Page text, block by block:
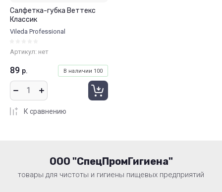
Салфетка-губка Веттекс
Классик
Vileda Professional
Артикул: нет
В наличии 100
89 р.
К сравнению
ООО "СпецПромГигиена"
товары для чистоты и гигиены пищевых предприятий